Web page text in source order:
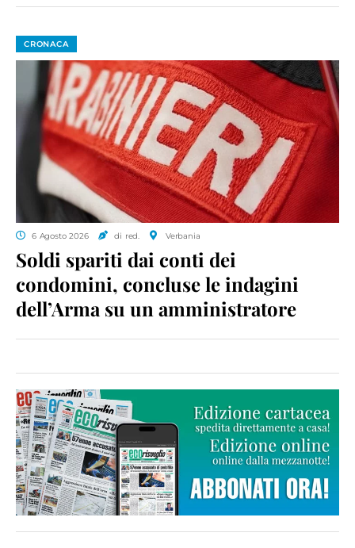
CRONACA
6 Agosto 2026 di red. Verbania
Soldi spariti dai conti dei
condomini, concluse le indagini
dell’Arma su un amministratore